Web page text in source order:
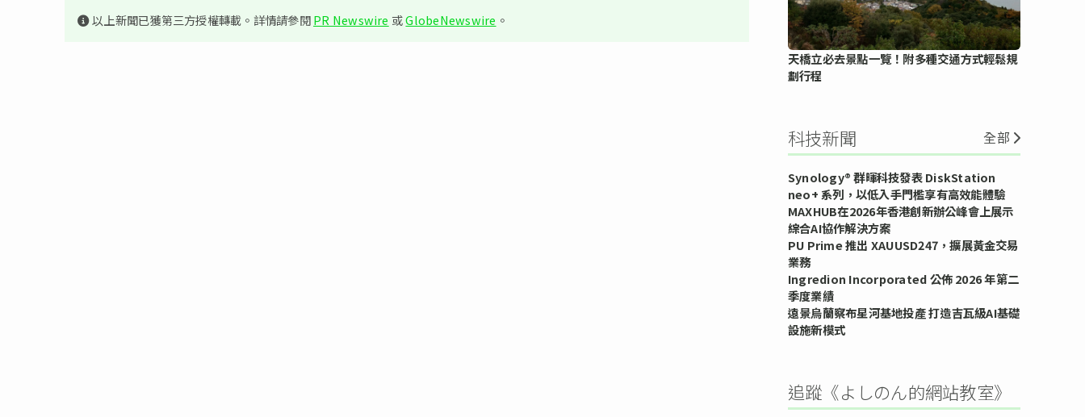
以上新聞已獲第三方授權轉載。詳情請參閱PR Newswire 或GlobeNewswire 。
天橋立必去景點一覽！附多種交通方式輕鬆規
劃行程
科技新聞 全部
Synology® 群暉科技發表 DiskStation
neo+ 系列，以低入手門檻享有高效能體驗
MAXHUB在2026年香港創新辦公峰會上展示
綜合AI協作解決方案
PU Prime 推出 XAUUSD247，擴展黃金交易
業務
Ingredion Incorporated 公佈 2026 年第二
季度業績
遠景烏蘭察布星河基地投產 打造吉瓦級AI基礎
設施新模式
追蹤《よしのん的網站教室》